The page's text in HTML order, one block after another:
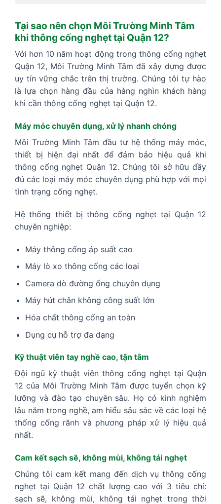
Tại sao nên chọn Môi Trường Minh Tâm
khi thông cống nghẹt tại Quận 12?
Với hơn 10 năm hoạt động trong thông cống nghẹt
Quận 12, Môi Trường Minh Tâm đã xây dựng được
uy tín vững chắc trên thị trường. Chúng tôi tự hào
là lựa chọn hàng đầu của hàng nghìn khách hàng
khi cần thông cống nghẹt tại Quận 12.
Máy móc chuyên dụng, xử lý nhanh chóng
Môi Trường Minh Tâm đầu tư hệ thống máy móc,
thiết bị hiện đại nhất để đảm bảo hiệu quả khi
thông cống nghẹt Quận 12. Chúng tôi sở hữu đầy
đủ các loại máy móc chuyên dụng phù hợp với mọi
tình trạng cống nghẹt.
Hệ thống thiết bị thông cống nghẹt tại Quận 12
chuyên nghiệp:
Máy thông cống áp suất cao
Máy lò xo thông cống các loại
Camera dò đường ống chuyên dụng
Máy hút chân không công suất lớn
Hóa chất thông cống an toàn
Dụng cụ hỗ trợ đa dạng
Kỹ thuật viên tay nghề cao, tận tâm
Đội ngũ kỹ thuật viên thông cống nghẹt tại Quận
12 của Môi Trường Minh Tâm được tuyển chọn kỹ
lưỡng và đào tạo chuyên sâu. Họ có kinh nghiệm
lâu năm trong nghề, am hiểu sâu sắc về các loại hệ
thống cống rãnh và phương pháp xử lý hiệu quả
nhất.
Cam kết sạch sẽ, không mùi, không tái nghẹt
Chúng tôi cam kết mang đến dịch vụ thông cống
nghẹt tại Quận 12 chất lượng cao với 3 tiêu chí:
sạch sẽ, không mùi, không tái nghẹt trong thời